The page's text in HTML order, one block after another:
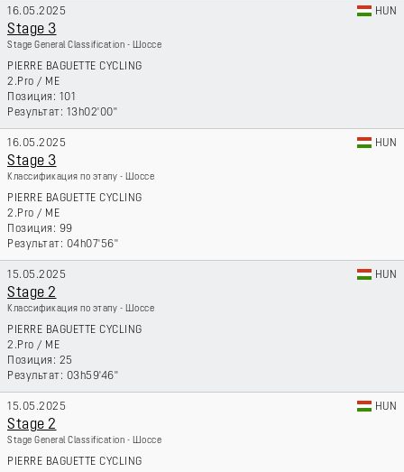
16.05.2025 HUN
Stage 3
Stage General Classification - Шоссе
PIERRE BAGUETTE CYCLING
2.Pro / ME
101
13h02'00''
16.05.2025 HUN
Stage 3
Классификация по этапу - Шоссе
PIERRE BAGUETTE CYCLING
2.Pro / ME
99
04h07'56''
15.05.2025 HUN
Stage 2
Классификация по этапу - Шоссе
PIERRE BAGUETTE CYCLING
2.Pro / ME
25
03h59'46''
15.05.2025 HUN
Stage 2
Stage General Classification - Шоссе
PIERRE BAGUETTE CYCLING